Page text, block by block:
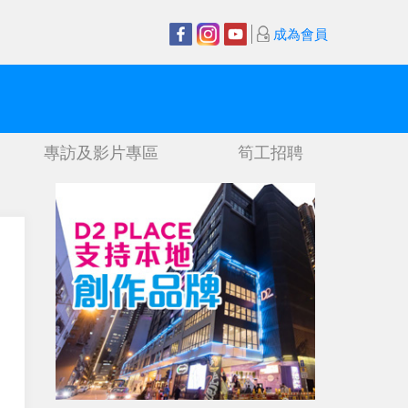
成為會員
專訪及影片專區 筍工招聘